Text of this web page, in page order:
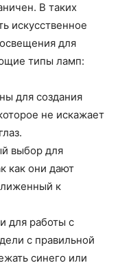
В таких
искусственное
для
типы ламп:
для создания
не искажает
выбор для
как они дают
к
для работы с
с правильной
синего или